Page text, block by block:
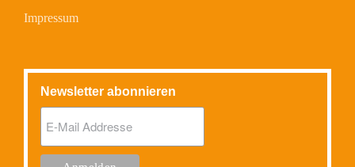
Impressum
Newsletter abonnieren